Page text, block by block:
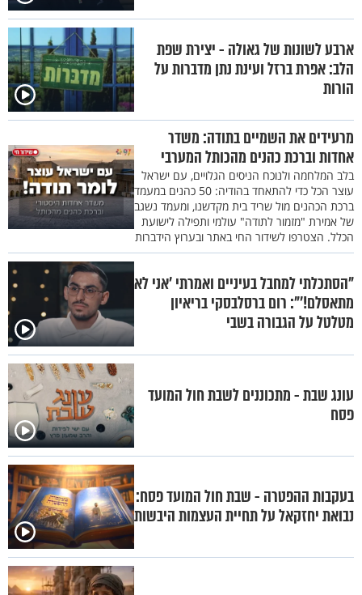
ארבע לשונות של גאולה - יצירת שפת
הלב: אפרת ברזל ועינת נתן מדברות על
הורות
מרעידים את השמיים בתודה: משדר
אחדות וברכת כהנים מהכותל המערבי
בלב המלחמה ולנוכח הניסים הגלויים, עם ישראל
עוצר הכל כדי להתאחד בהודיה: 50 כהנים במעמד
ברכת הכהנים מול שריד בית מקדשנו, ומעמד נשגב
של אמירת "מזמור לתודה" עולמי ותפילה לישועת
הכלל. הצטרפו לשידור החי באתר ובערוץ הידברות
"הסתכלתי למחבל בעיניים ואמרתי 'אני לא
מתאסלם!'": רום ברסלבסקי בריאיון
מטלטל על הגבורה בשבי
עונג שבת - מתכוננים לשבת חול המועד
פסח
בעקבות ההפטרה - שבת חול המועד פסח:
נבואת יחזקאל על תחיית העצמות היבשות